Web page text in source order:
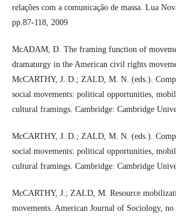
relações com a comunicação de massa. Lua
pp.87-118, 2009
McADAM, D. The framing function of
dramaturgy in the American civil rights
McCARTHY, J. D.; ZALD, M. N. (eds.).
social movements: political opportunities,
cultural framings. Cambridge: Cambridge
McCARTHY, J. D.; ZALD, M. N. (eds.).
social movements: political opportunities,
cultural framings. Cambridge: Cambridge
McCARTHY, J.; ZALD, M. Resource
movements. American Journal of Sociology,